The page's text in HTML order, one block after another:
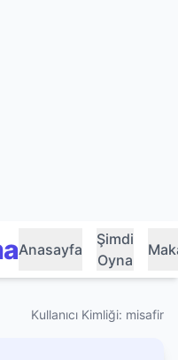
Anasayfa
Şimdi
Oyna
Kullanıcı Kimliği: misafir